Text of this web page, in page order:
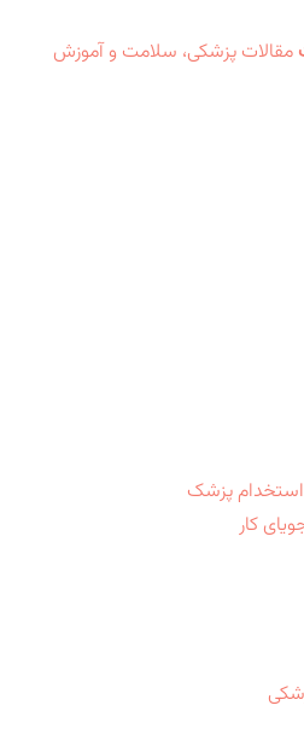
مقالات پزشکی، سلامت و آموزش
پزشک
کار